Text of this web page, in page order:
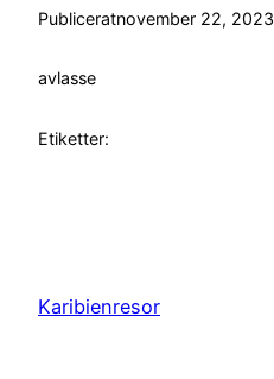
Publiceratnovember 22, 2023
avlasse
Etiketter:
Karibienresor